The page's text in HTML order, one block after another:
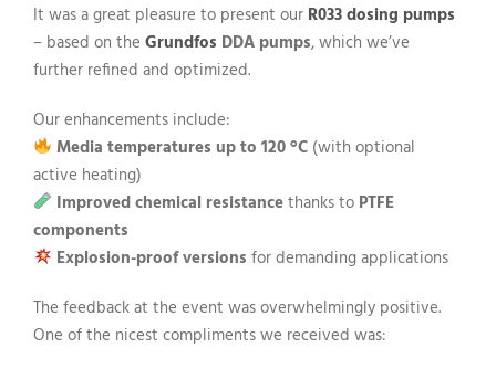
It was a great pleasure to present our R033 dosing pumps
– based on the Grundfos DDA pumps, which we’ve
further refined and optimized.
Our enhancements include:
Media temperatures up to 120 °C (with optional
active heating)
Improved chemical resistancethanks to PTFE
components
Explosion-proof versions for demanding applications
The feedback at the event was overwhelmingly positive.
One of the nicest compliments we received was: